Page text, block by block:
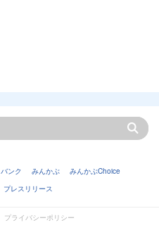
バンク みんかぶ
みんかぶChoice
プレスリリース
プライバシーポリシー